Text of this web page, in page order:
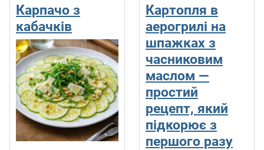
Карпачо з
кабачків
Картопля в
аерогрилі на
шпажках з
часниковим
маслом —
простий
рецепт, який
підкорює з
першого разу